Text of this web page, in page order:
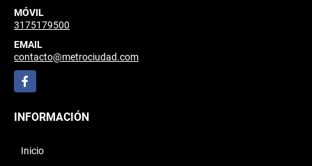
MÓVIL
3175179500
EMAIL
contacto@metrociudad.com
Facebook
INFORMACIÓN
Inicio